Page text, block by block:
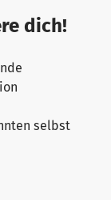
Raum
bis zuletzt
zu engagieren.
Genauso
zu
das Hospiz
um Spenden
dich!
selbst